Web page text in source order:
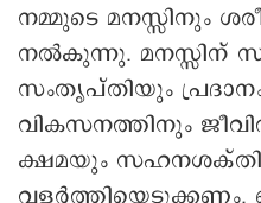
നമ്മുടെ മനസ്സിനും
നൽകുന്നു. മനസ്സിന്
സംതൃപ്തിയും
വികസനത്തിനും
ക്ഷമയും
വളർത്തിയെടുക്കണം.